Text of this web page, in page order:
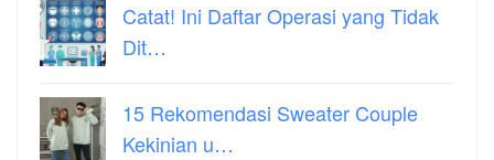
Catat! Ini Daftar Operasi yang Tidak
Dit…
15 Rekomendasi Sweater Couple
Kekinian u…